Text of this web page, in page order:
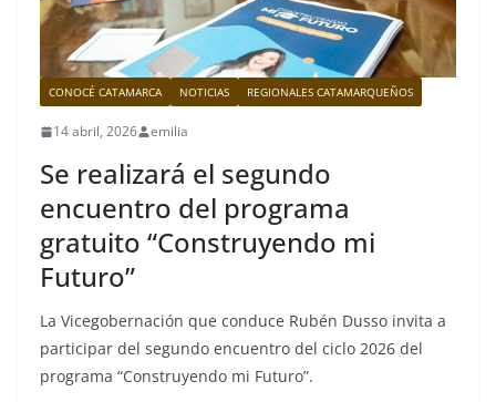
CONOCÉ CATAMARCA NOTICIAS REGIONALES CATAMARQUEÑOS
14 abril, 2026 emilia
Se realizará el segundo
encuentro del programa
gratuito “Construyendo mi
Futuro”
La Vicegobernación que conduce Rubén Dusso invita a
participar del segundo encuentro del ciclo 2026 del
programa “Construyendo mi Futuro”.